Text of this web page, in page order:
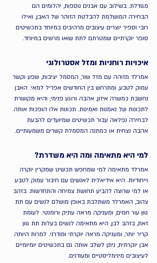
מגודלת. בשילוב עם אבנים נוספות, יהלומים הם
הבחירה המושלמת להבלטת הזוהר של האבן, ואילו
רובי וספיר יוצרים עיצובים מרהיבים במיוחד בתכשיטים
סופר יוקרתיים שמטרתם לתת שואו מרשים במיוחד.
איכויות רוחניות ומזל אסטרולוגי
אמרלד מזוהה עם מזל שור, המסמל יציבות, שפע וקשר
עמוק לטבע, ומתרחש בין החודשים אפריל למאי. האבן
נחשבת כמשרה איזון, אהבה ורוגע פנימי, והיא מקושרת
לתכונות של נאמנות ואמינות. תכונות אלו הופכות אותה
לבחירה נפלאה עבור תכשיטים שמיועדים להבעת
אהבה נצחית או כמתנה המסמלת קשרים משמעותיים.
למי היא מתאימה ומה היא משדרת?
אמרלד מתאימה למי שמחפש תכשיט שמקרין יוקרה
וייחודיות. היא אידיאלית לאנשים עם חיבור עמוק לטבע
או למי שרוצה להביע תחושת צמיחה והתחדשות. בזהב
צהוב, האמרלד משתלבת באופן מושלם לנשים עם תת
גוון עור חמים, ומעניקה מראה עתיק ורומנטי. לעומת
זאת, בזהב לבן, היא מתאימה לנשים בעלות תת גוון
קריר יותר, ומעניקה מראה יוקרתי ומודרני. למרות היותה
אבן יוקרתית, ניתן לשלב אותה גם בתכשיטים יומיומיים
לעיצובים מינימליסטיים ומעודנים.